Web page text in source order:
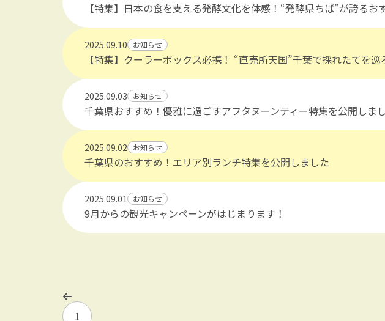
【特集】日本の食を支える発酵文化を体感！“発酵県ちば”が誇る
【特集】クーラーボックス必携！ “直売所天国”千葉で採れたてを
2025.09.10 お知らせ
https://maruchiba.jp/feature/detail_419.html
千葉県おすすめ！優雅に過ごすアフタヌーンティー特集を公開しま
2025.09.03 お知らせ
https://maruchiba.jp/gourmet/feature/detail_391.html
千葉県のおすすめ！エリア別ランチ特集を公開しました
2025.09.02 お知らせ
https://maruchiba.jp/gourmet/feature/detail_390.html
9月からの観光キャンペーンがはじまります！
2025.09.01 お知らせ
detail_157.html
1